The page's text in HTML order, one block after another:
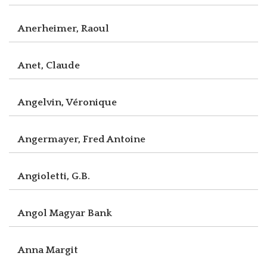
Anerheimer, Raoul
Anet, Claude
Angelvin, Véronique
Angermayer, Fred Antoine
Angioletti, G.B.
Angol Magyar Bank
Anna Margit